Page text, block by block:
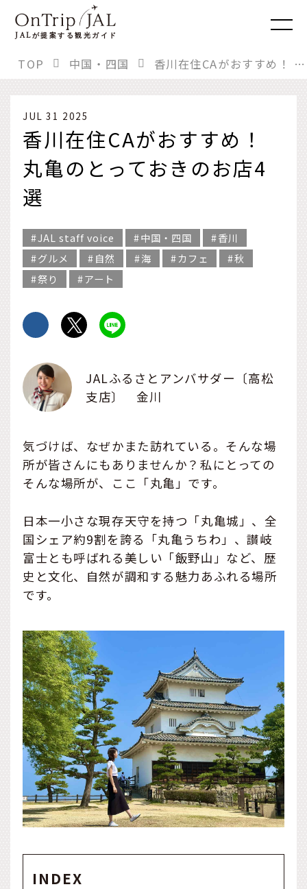
JALが提案する観光ガイド
TOP 中国・四国 香川在住CAがおすすめ！ 丸亀のとっておきのお店4選
JUL 31 2025
香川在住CAがおすすめ！
丸亀のとっておきのお店4
選
JAL staff voice 中国・四国
香川
グルメ
自然 海 カフェ
秋
祭り
アート
JALふるさとアンバサダー〔高松
支店〕 金川
気づけば、なぜかまた訪れている。そんな場
所が皆さんにもありませんか？私にとっての
そんな場所が、ここ「丸亀」です。
日本一小さな現存天守を持つ「丸亀城」、全
国シェア約9割を誇る「丸亀うちわ」、讃岐
富士とも呼ばれる美しい「飯野山」など、歴
史と文化、自然が調和する魅力あふれる場所
です。
INDEX